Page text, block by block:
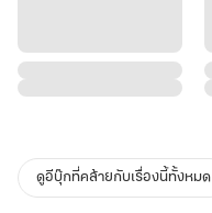
ดูอีบุ๊กที่คล้ายกับเรื่องนี้ทั้งหมด